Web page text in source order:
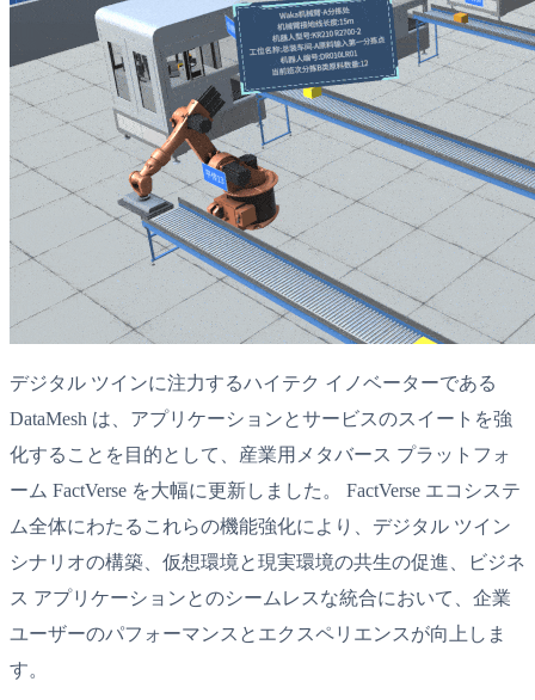
デジタル ツインに注力するハイテク イノベーターである
DataMesh は、アプリケーションとサービスのスイートを強
化することを目的として、産業用メタバース プラットフォ
ーム FactVerse を大幅に更新しました。 FactVerse エコシステ
ム全体にわたるこれらの機能強化により、デジタル ツイン
シナリオの構築、仮想環境と現実環境の共生の促進、ビジネ
ス アプリケーションとのシームレスな統合において、企業
ユーザーのパフォーマンスとエクスペリエンスが向上しま
す。